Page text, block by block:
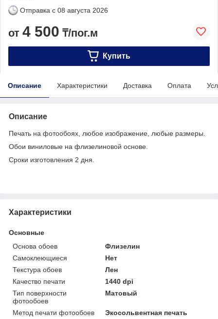
Отправка с 08 августа 2026
от 4 500 ₸/пог.м
Купить
Описание Характеристики Доставка Оплата
Описание
Печать на фотообоях, любое изображение, любые размеры.
Обои виниловые на флизелиновой основе.
Сроки изготовления 2 дня.
Характеристики
Основные
Основа обоев
Флизелин
Самоклеющиеся
Нет
Текстура обоев
Лен
Качество печати
1440 dpi
Тип поверхности
фотообоев
Матовый
Метод печати фотообоев
Экосольвентная печать